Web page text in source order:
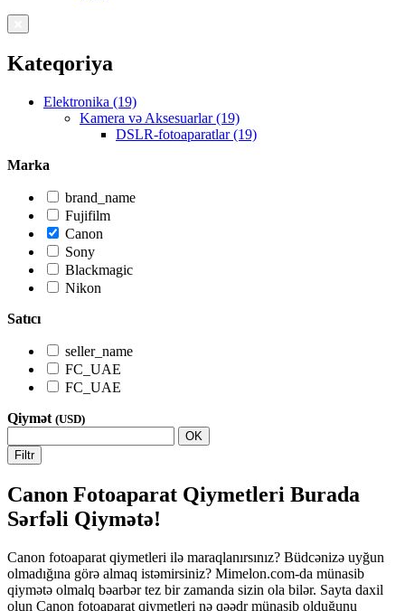
Kateqoriya
Elektronika (19)
Kamera və Aksesuarlar (19)
DSLR-fotoaparatlar (19)
Marka
brand_name
Fujifilm
Canon
Sony
Blackmagic
Nikon
Satıcı
seller_name
FC_UAE
FC_UAE
Qiymət (USD)
OK
Filtr
Canon Fotoaparat Qiymetleri Burada
Sərfəli Qiymətə!
Canon fotoaparat qiymetleri ilə maraqlanırsınız? Büdcənizə uyğun
olmadığına görə almaq istəmirsiniz? Mimelon.com-da münasib
qiymətə olmalq bəarbər tez bir zamanda sizin ola bilər. Sayta daxil
olun Canon fotoaparat qiymetleri nə qəədr münasib olduğunu